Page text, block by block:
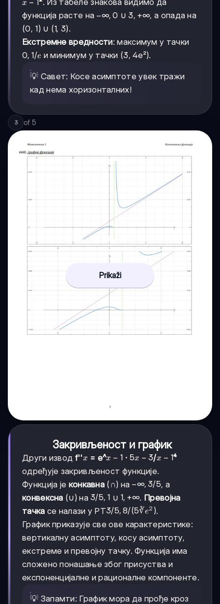
1
x ². Из табеле знакова видимо да
функција расте на -∞,
−∞, 0 ∪3,
3, +∞, а опада на
(0, 1) ∪ (1, 3).
Екстремне вредности: максимум у тачки
0,
0, 1/e и минимум у тачки (3, 4e²).
💡 Савет: Косе асимптоте увек тражи
кад нема хоризонталних!
3 of 5
Prikaži
Закривљеност и график
Други извод f''x
x = e^x-
1
x − 1 · 5x-
3
5x − 3/x-
x − 1⁴
одређује закривљеност функције.
Функција је конкавна (∩) на -∞,
3/5
−∞, 3/5, а
конвексна (∪) на3/5,
1
3/5, 1 ∪ 1,
+∞
1, +∞. Превојна
тачка се налази у PT3/5,
8/(5∛e²)
3/5, 8/(5∛e2 ).
График приказује све ове карактеристике:
вертикалну асимптоту, косу асимптоту,
екстреме и превојну тачку. Функција има
сложено понашање због присуства и
експоненцијалне и рационалне компоненте.
💡 Запамти: График мора да прође кроз